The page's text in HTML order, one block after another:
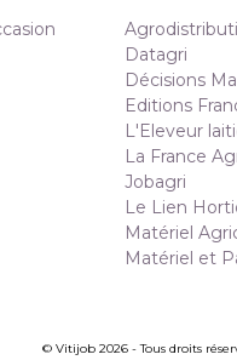
Datagri
Décisions
Editions
L'Eleveur
La France
Jobagri
Le Lien
Matériel
Matériel et
© Vitijob 2026 - Tous droits